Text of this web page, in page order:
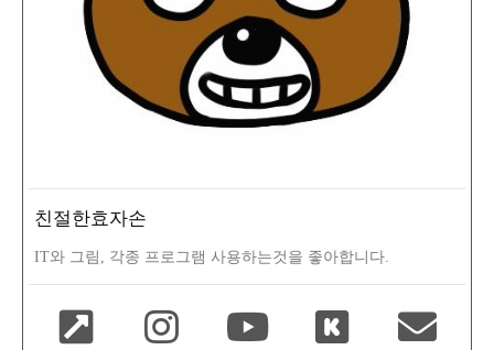
친절한효자손
IT와 그림, 각종 프로그램 사용하는것을 좋아합니다.